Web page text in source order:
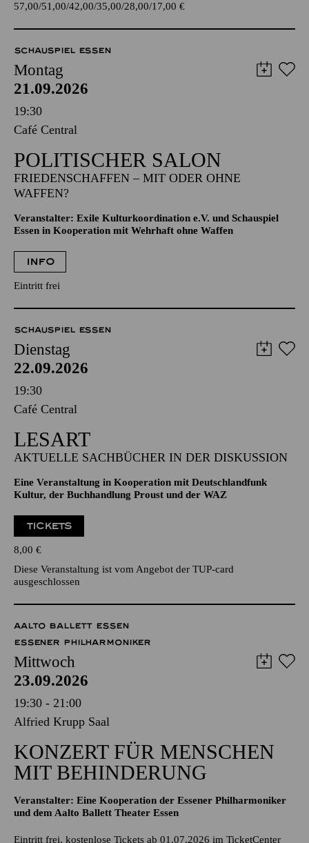
57,00 51,00 42,00 35,00 28,00 17,00 €
SCHAUSPIEL ESSEN
Montag
21.09.2026
19:30
Café Central
POLITISCHER SALON
FRIEDENSCHAFFEN – MIT ODER OHNE
WAFFEN?
Veranstalter: Exile Kulturkoordination e.V. und Schauspiel
Essen in Kooperation mit Wehrhaft ohne Waffen
INFO
Eintritt frei
SCHAUSPIEL ESSEN
Dienstag
22.09.2026
19:30
Café Central
LESART
AKTUELLE SACHBÜCHER IN DER DISKUSSION
Eine Veranstaltung in Kooperation mit Deutschlandfunk
Kultur, der Buchhandlung Proust und der WAZ
TICKETS
8,00 €
Diese Veranstaltung ist vom Angebot der TUP-card
ausgeschlossen
AALTO BALLETT ESSEN
ESSENER PHILHARMONIKER
Mittwoch
23.09.2026
19:30 - 21:00
Alfried Krupp Saal
KONZERT FÜR MENSCHEN
MIT BEHINDERUNG
Veranstalter: Eine Kooperation der Essener Philharmoniker
und dem Aalto Ballett Theater Essen
Eintritt frei, kostenlose Tickets ab 01.07.2026 im TicketCenter